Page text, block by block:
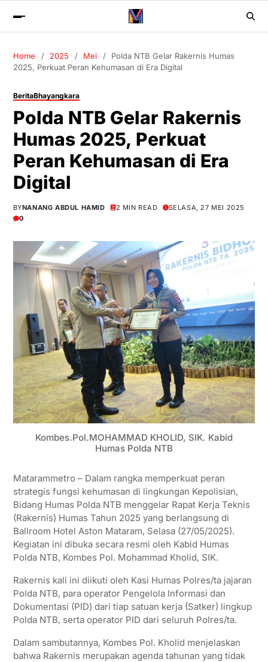
Home 2025 Mei
Polda NTB Gelar Rakernis Humas
2025, Perkuat Peran Kehumasan di Era Digital
BeritaBhayangkara
Polda NTB Gelar Rakernis
Humas 2025, Perkuat
Peran Kehumasan di Era
Digital
BYNANANG ABDUL HAMID 2 MIN READ
SELASA, 27 MEI 2025
0
Kombes.Pol.MOHAMMAD KHOLID, SIK. Kabid
Humas Polda NTB
Matarammetro – Dalam rangka memperkuat peran
strategis fungsi kehumasan di lingkungan Kepolisian,
Bidang Humas Polda NTB menggelar Rapat Kerja Teknis
(Rakernis) Humas Tahun 2025 yang berlangsung di
Ballroom Hotel Aston Mataram, Selasa (27/05/2025).
Kegiatan ini dibuka secara resmi oleh Kabid Humas
Polda NTB, Kombes Pol. Mohammad Kholid, SIK.
Rakernis kali ini diikuti oleh Kasi Humas Polres/ta jajaran
Polda NTB, para operator Pengelola Informasi dan
Dokumentasi (PID) dari tiap satuan kerja (Satker) lingkup
Polda NTB, serta operator PID dari seluruh Polres/ta.
Dalam sambutannya, Kombes Pol. Kholid menjelaskan
bahwa Rakernis merupakan agenda tahunan yang tidak